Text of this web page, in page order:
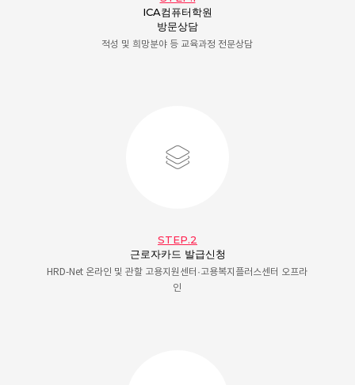
ICA컴퓨터학원
방문상담
적성 및 희망분야 등 교육과정 전문상담
STEP.2
근로자카드 발급신청
HRD-Net 온라인 및 관할 고용지원센터·고용복지플러스센터 오프라
인